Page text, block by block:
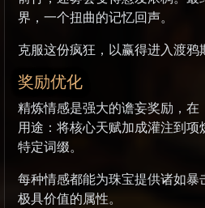
界，一个扭曲的记忆回声。
克服这份疯狂，以赢得进入渡鸦
奖励优化
精炼情感是强大的谵妄奖励，
用途：将核心天赋加成灌注到
特定词缀。
每种情感都能为珠宝提供诸如
极具价值的属性。